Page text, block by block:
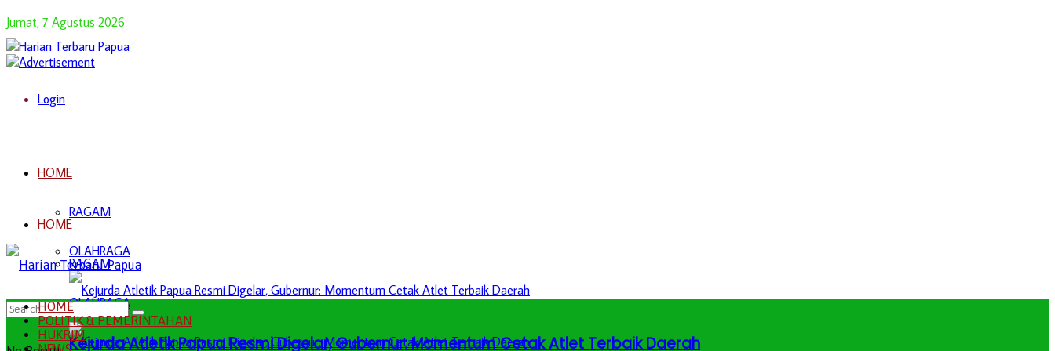
Jumat, 7 Agustus 2026
Login
HOME
RAGAM
OLAHRAGA
Kejurda Atletik Papua Resmi Digelar, Gubernur: Momentum Cetak Atlet Terbaik Daerah
HOME
RAGAM
OLAHRAGA
HOME
POLITIK & PEMERINTAHAN
HUKRIM